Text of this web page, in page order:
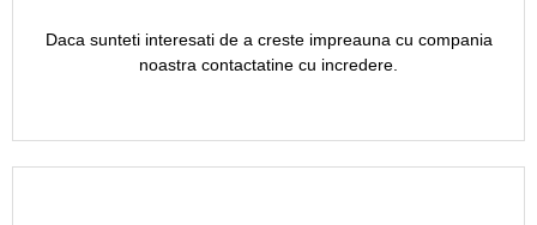
Daca sunteti interesati de a creste impreauna cu compania
noastra contactatine cu incredere.